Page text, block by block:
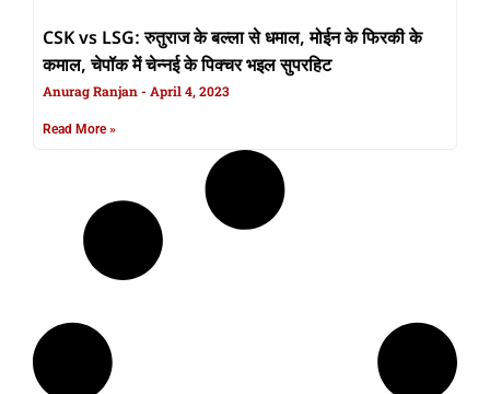
CSK vs LSG: रुतुराज के बल्ला से धमाल, मोईन के फिरकी के
कमाल, चेपॉक में चेन्नई के पिक्चर भइल सुपरहिट
Anurag Ranjan April 4, 2023
Read More »